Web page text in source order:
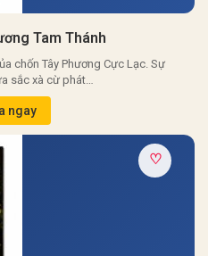
Tam Thánh
chốn Tây Phương Cực Lạc. Sự
sắc xà cừ phát…
ngay
♡